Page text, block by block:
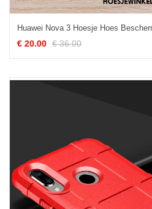
€ 20.00 € 36.00